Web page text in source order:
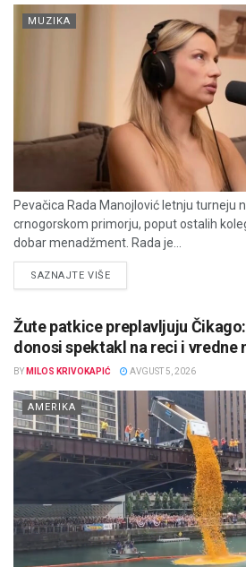
MUZIKA
Pevačica Rada Manojlović letnju turneju
crnogorskom primorju, poput ostalih
dobar menadžment. Rada je...
SAZNAJTE VIŠEDETAILS
Žute patkice preplavljuju
donosi spektakl na reci i vredne
BY MILOS KRIVOKAPIĆ AVGUST 5, 2026
AMERIKA